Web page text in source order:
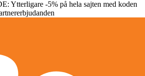
Ytterligare -5% på hela sajten med koden